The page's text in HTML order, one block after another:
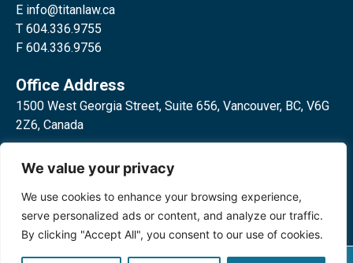
We value your privacy
We use cookies to enhance your browsing experience,
serve personalized ads or content, and analyze our traffic.
By clicking "Accept All", you consent to our use of cookies.
E info@titanlaw.ca
T 604.336.9755
F 604.336.9756
Office Address
1500 West Georgia Street, Suite 656, Vancouver, BC, V6G
2Z6, Canada
Toronto, ON, M4W 3E2, Canada